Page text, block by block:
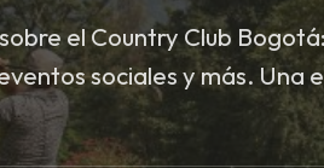
el Country Club
sociales y más. Una